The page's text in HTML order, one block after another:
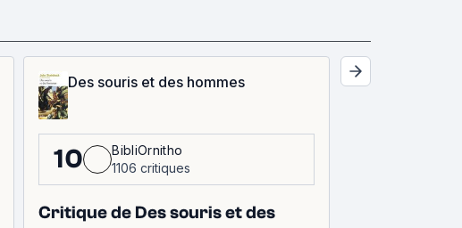
Des souris et des hommes
10
BibliOrnitho
1106 critiques
Critique de Des souris et des